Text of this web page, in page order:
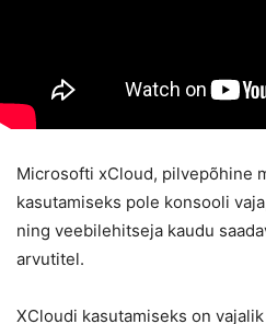
Microsofti xCloud, pilvepõhine
kasutamiseks pole konsooli
ning veebilehitseja kaudu
arvutitel.
XCloudi kasutamiseks on vajalik